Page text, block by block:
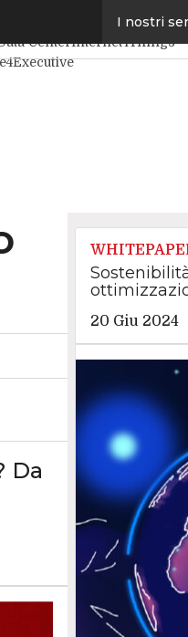
I nostri
Intelligenza ArtificialeBig
CenterInternet4Things
Da
20 Giu 2024